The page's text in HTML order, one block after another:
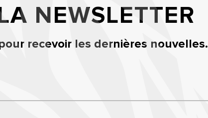
NEWSLETTER
recevoir les dernières nouvelles.